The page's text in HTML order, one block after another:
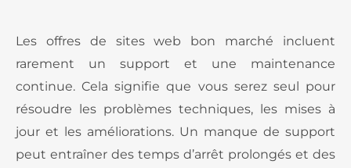
Les offres de sites web bon marché incluent
rarement un support et une maintenance
continue. Cela signifie que vous serez seul pour
résoudre les problèmes techniques, les mises à
jour et les améliorations. Un manque de support
peut entraîner des temps d’arrêt prolongés et des